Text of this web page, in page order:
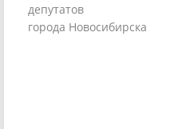
депутатов
города Новосибирска